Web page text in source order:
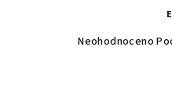
Průměrné
Neohodnoceno